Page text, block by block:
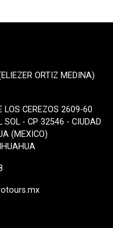
ORTIZ MEDINA)
LOS CEREZOS 2609-60
SOL - CP 32546 - CIUDAD
(MEXICO)